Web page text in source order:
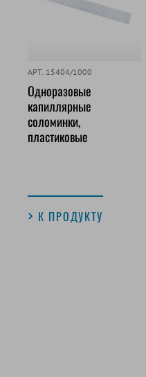
АРТ. 15404/1000
Одноразовые
капиллярные
соломинки,
пластиковые
К ПРОДУКТУ